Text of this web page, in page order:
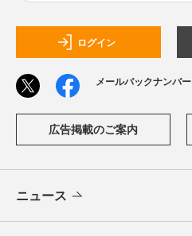
ログイン
メールバックナンバー
広告掲載のご案内
ニュース